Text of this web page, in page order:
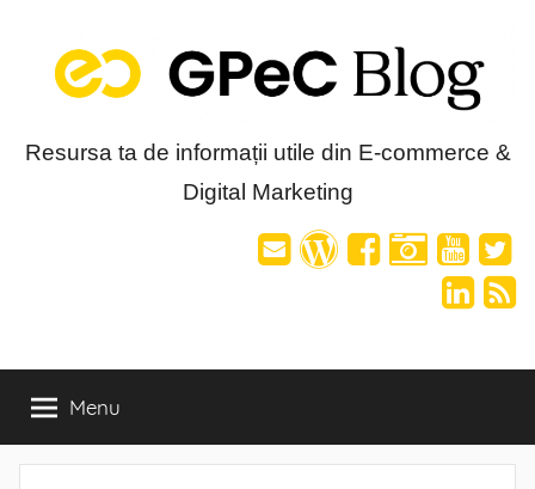
content
Blog-
Resursa ta de informații utile din E-commerce &
Digital Marketing
Menu